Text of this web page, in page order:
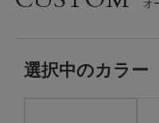
選択中のカラー